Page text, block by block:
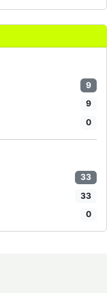
9
9
0
33
33
0